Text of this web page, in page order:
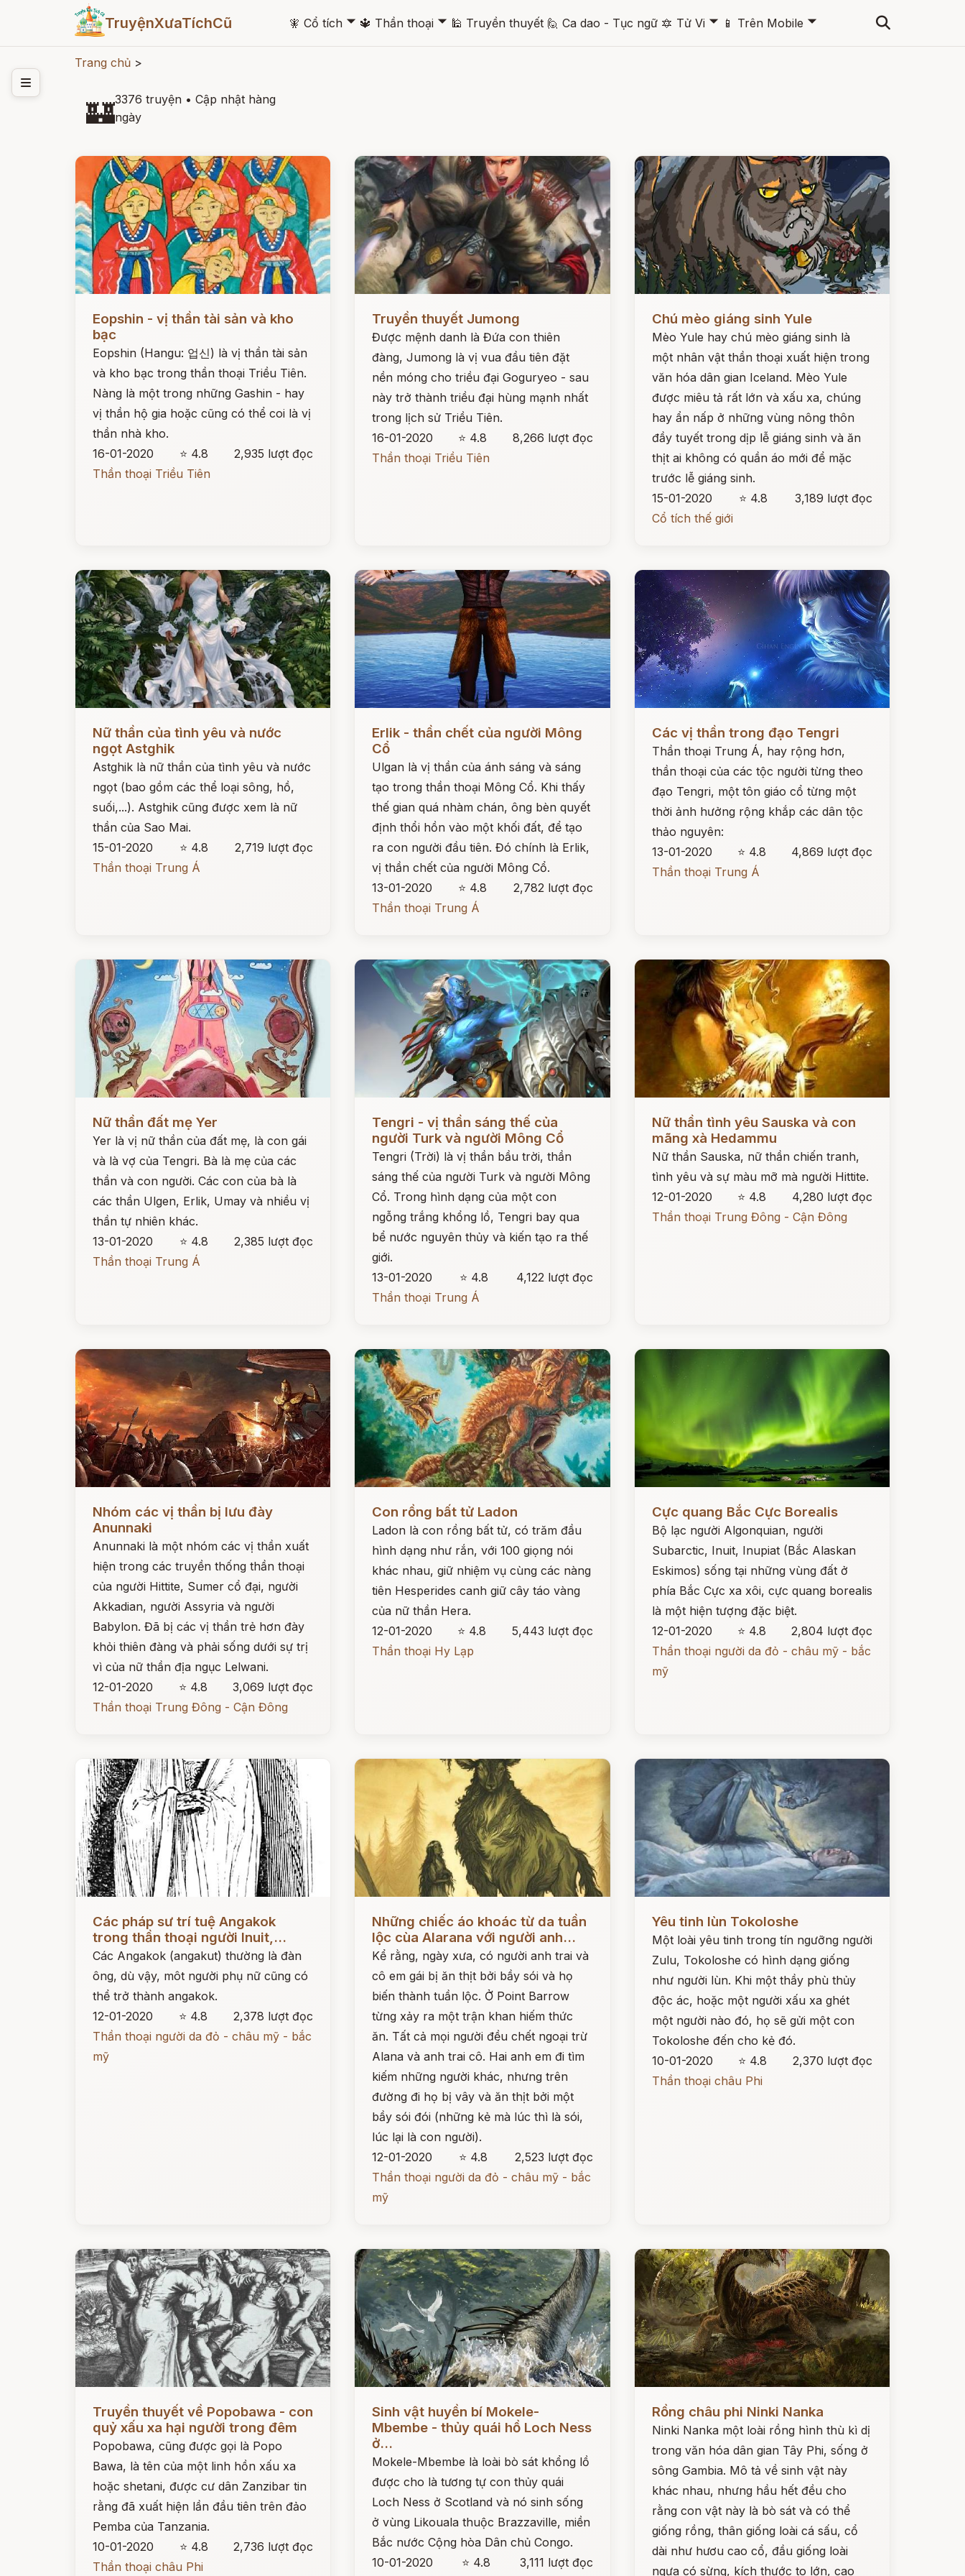
TruyệnXưaTíchCũ 🧚 Cổ tích 🞃 🔱 Thần thoại 🞃 🕌 Truyền thuyết 🙋 Ca dao - Tục ngữ 🔯 Tử Vi 🞃 📱 Trên Mobile 🞃
Trang chủ >
🏰3376 truyện • Cập nhật hàng
ngày
Eopshin - vị thần tài sản và kho
bạc
Eopshin (Hangu: 업신) là vị thần tài sản
và kho bạc trong thần thoại Triều Tiên.
Nàng là một trong những Gashin - hay
vị thần hộ gia hoặc cũng có thể coi là vị
thần nhà kho.
16-01-2020
⭐ 4.8
2,935 lượt đọc
Thần thoại Triều Tiên
Đọc ngay
Truyền thuyết Jumong
Được mệnh danh là Đứa con thiên
đàng, Jumong là vị vua đầu tiên đặt
nền móng cho triều đại Goguryeo - sau
này trở thành triều đại hùng mạnh nhất
trong lịch sử Triều Tiên.
16-01-2020
⭐ 4.8
8,266 lượt đọc
Thần thoại Triều Tiên
Chú mèo giáng sinh Yule
Mèo Yule hay chú mèo giáng sinh là
một nhân vật thần thoại xuất hiện trong
văn hóa dân gian Iceland. Mèo Yule
được miêu tả rất lớn và xấu xa, chúng
hay ẩn nấp ở những vùng nông thôn
đầy tuyết trong dịp lễ giáng sinh và ăn
thịt ai không có quần áo mới để mặc
trước lễ giáng sinh.
15-01-2020
⭐ 4.8
3,189 lượt đọc
Cổ tích thế giới
Nữ thần của tình yêu và nước
ngọt Astghik
Astghik là nữ thần của tình yêu và nước
ngọt (bao gồm các thể loại sông, hồ,
suối,...). Astghik cũng được xem là nữ
thần của Sao Mai.
15-01-2020
⭐ 4.8
2,719 lượt đọc
Thần thoại Trung Á
Erlik - thần chết của người Mông
Cổ
Ulgan là vị thần của ánh sáng và sáng
tạo trong thần thoại Mông Cổ. Khi thấy
thế gian quá nhàm chán, ông bèn quyết
định thổi hồn vào một khối đất, để tạo
ra con người đầu tiên. Đó chính là Erlik,
vị thần chết của người Mông Cổ.
13-01-2020
⭐ 4.8
2,782 lượt đọc
Thần thoại Trung Á
Các vị thần trong đạo Tengri
Thần thoại Trung Á, hay rộng hơn,
thần thoại của các tộc người từng theo
đạo Tengri, một tôn giáo cổ từng một
thời ảnh hưởng rộng khắp các dân tộc
thảo nguyên:
13-01-2020
⭐ 4.8
4,869 lượt đọc
Thần thoại Trung Á
Nữ thần đất mẹ Yer
Yer là vị nữ thần của đất mẹ, là con gái
và là vợ của Tengri. Bà là mẹ của các
thần và con người. Các con của bà là
các thần Ulgen, Erlik, Umay và nhiều vị
thần tự nhiên khác.
13-01-2020
⭐ 4.8
2,385 lượt đọc
Thần thoại Trung Á
Tengri - vị thần sáng thế của
người Turk và người Mông Cổ
Tengri (Trời) là vị thần bầu trời, thần
sáng thế của người Turk và người Mông
Cổ. Trong hình dạng của một con
ngỗng trắng khổng lồ, Tengri bay qua
bể nước nguyên thủy và kiến tạo ra thế
giới.
13-01-2020
⭐ 4.8
4,122 lượt đọc
Thần thoại Trung Á
Nữ thần tình yêu Sauska và con
mãng xà Hedammu
Nữ thần Sauska, nữ thần chiến tranh,
tình yêu và sự màu mỡ mà người Hittite.
12-01-2020
⭐ 4.8
4,280 lượt đọc
Thần thoại Trung Đông - Cận Đông
Nhóm các vị thần bị lưu đày
Anunnaki
Anunnaki là một nhóm các vị thần xuất
hiện trong các truyền thống thần thoại
của người Hittite, Sumer cổ đại, người
Akkadian, người Assyria và người
Babylon. Đã bị các vị thần trẻ hơn đày
khỏi thiên đàng và phải sống dưới sự trị
vì của nữ thần địa ngục Lelwani.
12-01-2020
⭐ 4.8
3,069 lượt đọc
Thần thoại Trung Đông - Cận Đông
Con rồng bất tử Ladon
Ladon là con rồng bất tử, có trăm đầu
hình dạng như rắn, với 100 giọng nói
khác nhau, giữ nhiệm vụ cùng các nàng
tiên Hesperides canh giữ cây táo vàng
của nữ thần Hera.
12-01-2020
⭐ 4.8
5,443 lượt đọc
Thần thoại Hy Lạp
Cực quang Bắc Cực Borealis
Bộ lạc người Algonquian, người
Subarctic, Inuit, Inupiat (Bắc Alaskan
Eskimos) sống tại những vùng đất ở
phía Bắc Cực xa xôi, cực quang borealis
là một hiện tượng đặc biệt.
12-01-2020
⭐ 4.8
2,804 lượt đọc
Thần thoại người da đỏ - châu mỹ - bắc
mỹ
Các pháp sư trí tuệ Angakok
trong thần thoại người Inuit,...
Các Angakok (angakut) thường là đàn
ông, dù vậy, môt người phụ nữ cũng có
thể trở thành angakok.
12-01-2020
⭐ 4.8
2,378 lượt đọc
Thần thoại người da đỏ - châu mỹ - bắc
mỹ
Những chiếc áo khoác từ da tuần
lộc cùa Alarana với người anh...
Kể rằng, ngày xưa, có người anh trai và
cô em gái bị ăn thịt bởi bầy sói và họ
biến thành tuần lộc. Ở Point Barrow
từng xảy ra một trận khan hiếm thức
ăn. Tất cả mọi người đều chết ngoại trừ
Alana và anh trai cô. Hai anh em đi tìm
kiếm những người khác, nhưng trên
đường đi họ bị vây và ăn thịt bởi một
bầy sói đói (những kẻ mà lúc thì là sói,
lúc lại là con người).
12-01-2020
⭐ 4.8
2,523 lượt đọc
Thần thoại người da đỏ - châu mỹ - bắc
mỹ
Yêu tinh lùn Tokoloshe
Một loài yêu tinh trong tín ngưỡng người
Zulu, Tokoloshe có hình dạng giống
như người lùn. Khi một thầy phù thủy
độc ác, hoặc một người xấu xa ghét
một người nào đó, họ sẽ gửi một con
Tokoloshe đến cho kẻ đó.
10-01-2020
⭐ 4.8
2,370 lượt đọc
Thần thoại châu Phi
Đọc ngay
Truyền thuyết về Popobawa - con
quỷ xấu xa hại người trong đêm
Popobawa, cũng được gọi là Popo
Bawa, là tên của một linh hồn xấu xa
hoặc shetani, được cư dân Zanzibar tin
rằng đã xuất hiện lần đầu tiên trên đảo
Pemba của Tanzania.
10-01-2020
⭐ 4.8
2,736 lượt đọc
Thần thoại châu Phi
Sinh vật huyền bí Mokele-
Mbembe - thủy quái hồ Loch Ness
ở...
Mokele-Mbembe là loài bò sát khổng lồ
được cho là tương tự con thủy quái
Loch Ness ở Scotland và nó sinh sống
ở vùng Likouala thuộc Brazzaville, miền
Bắc nước Cộng hòa Dân chủ Congo.
10-01-2020
⭐ 4.8
3,111 lượt đọc
Đọc ngay
Rồng châu phi Ninki Nanka
Ninki Nanka một loài rồng hình thù kì dị
trong văn hóa dân gian Tây Phi, sống ở
sông Gambia. Mô tả về sinh vật này
khác nhau, nhưng hầu hết đều cho
rằng con vật này là bò sát và có thể
giống rồng, thân giống loài cá sấu, cổ
dài như hươu cao cổ, đầu giống loài
ngựa có sừng, kích thước to lớn, cao